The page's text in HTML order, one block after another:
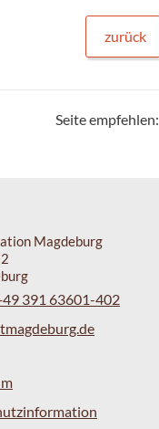
zurück
Seite empfehlen:
Magdeburg
391 63601-402